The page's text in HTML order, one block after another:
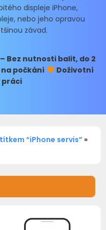
displeje iPhone,
nebo jeho opravou
závad.
– Bez nutnosti balit, do 2
počkání
Doživotní
práci
“iPhone servis” »